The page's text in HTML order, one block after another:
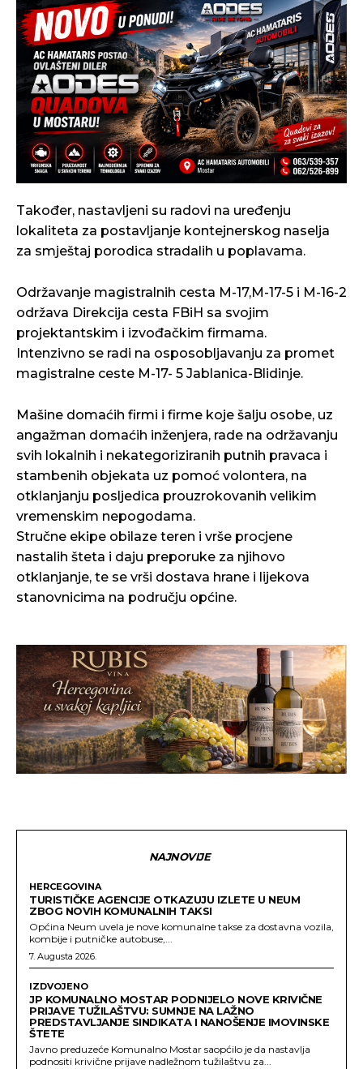
Također, nastavljeni su radovi na uređenju
lokaliteta za postavljanje kontejnerskog naselja
za smještaj porodica stradalih u poplavama.
Održavanje magistralnih cesta M-17,M-17-5 i M-16-2
održava Direkcija cesta FBiH sa svojim
projektantskim i izvođačkim firmama.
Intenzivno se radi na osposobljavanju za promet
magistralne ceste M-17- 5 Jablanica-Blidinje.
Mašine domaćih firmi i firme koje šalju osobe, uz
angažman domaćih inženjera, rade na održavanju
svih lokalnih i nekategoriziranih putnih pravaca i
stambenih objekata uz pomoć volontera, na
otklanjanju posljedica prouzrokovanih velikim
vremenskim nepogodama.
Stručne ekipe obilaze teren i vrše procjene
nastalih šteta i daju preporuke za njihovo
otklanjanje, te se vrši dostava hrane i lijekova
stanovnicima na području općine.
NAJNOVIJE
HERCEGOVINA
TURISTIČKE AGENCIJE OTKAZUJU IZLETE U NEUM
ZBOG NOVIH KOMUNALNIH TAKSI
Općina Neum uvela je nove komunalne takse za dostavna vozila,
kombije i putničke autobuse,...
7. Augusta 2026.
IZDVOJENO
JP KOMUNALNO MOSTAR PODNIJELO NOVE KRIVIČNE
PRIJAVE TUŽILAŠTVU: SUMNJE NA LAŽNO
PREDSTAVLJANJE SINDIKATA I NANOŠENJE IMOVINSKE
ŠTETE
Javno preduzeće Komunalno Mostar saopćilo je da nastavlja
podnositi krivične prijave nadležnom tužilaštvu za...